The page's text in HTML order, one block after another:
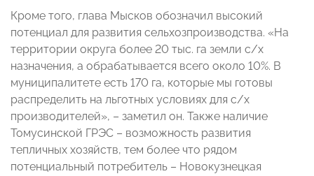
Кроме того, глава Мысков обозначил высокий
потенциал для развития сельхозпроизводства. «На
территории округа более 20 тыс. га земли с/х
назначения, а обрабатывается всего около 10%. В
муниципалитете есть 170 га, которые мы готовы
распределить на льготных условиях для с/х
производителей», – заметил он. Также наличие
Томусинской ГРЭС – возможность развития
тепличных хозяйств, тем более что рядом
потенциальный потребитель – Новокузнецкая